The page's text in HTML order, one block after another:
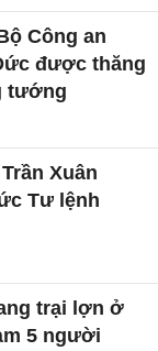
Công an
được thăng
tướng
Xuân
Tư lệnh
trại lợn ở
5 người